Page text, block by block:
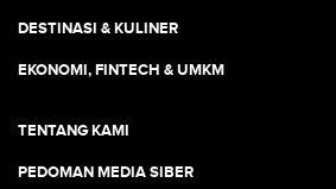
DESTINASI & KULINER
EKONOMI, FINTECH & UMKM
TENTANG KAMI
PEDOMAN MEDIA SIBER